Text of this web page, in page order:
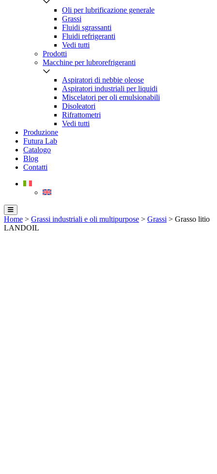
Oli per lubrificazione generale
Grassi
Fluidi sgrassanti
Fluidi refrigeranti
Vedi tutti
Prodotti
Macchine per lubrorefrigeranti
Aspiratori di nebbie oleose
Aspiratori industriali per liquidi
Miscelatori per oli emulsionabili
Disoleatori
Rifrattometri
Vedi tutti
Produzione
Futura Lab
Catalogo
Blog
Contatti
Home > Grassi industriali e oli multipurpose > Grassi > Grasso litio
LANDOIL